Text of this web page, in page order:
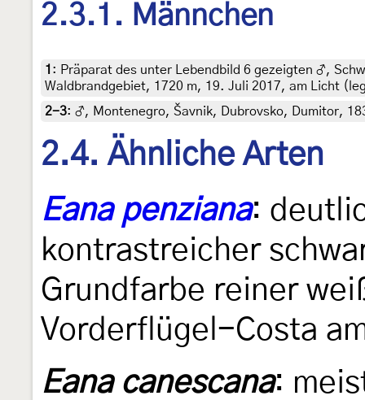
2.3.1. Männchen
1 : Präparat des unter Lebendbild 6 gezeigten ♂,
Waldbrandgebiet, 1720 m, 19. Juli 2017, am Licht
2-3: ♂, Montenegro, Šavnik, Dubrovsko, Dumitor,
2.4. Ähnliche Arten
Eana penziana:
kontrastreicher
Grundfarbe reiner
Vorderflügel-Costa
Eana canescana: